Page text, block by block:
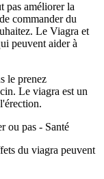
pas améliorer la
commander du
Le Viagra et
peuvent aider à
le prenez
Le viagra est un
ou pas - Santé
du viagra peuvent